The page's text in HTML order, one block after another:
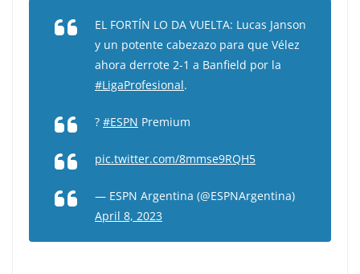
EL FORTÍN LO DA VUELTA: Lucas Janson
y un potente cabezazo para que Vélez
ahora derrote 2-1 a Banfield por la
#LigaProfesional.
? #ESPN Premium
pic.twitter.com/8mmse9RQH5
— ESPN Argentina (@ESPNArgentina)
April 8, 2023